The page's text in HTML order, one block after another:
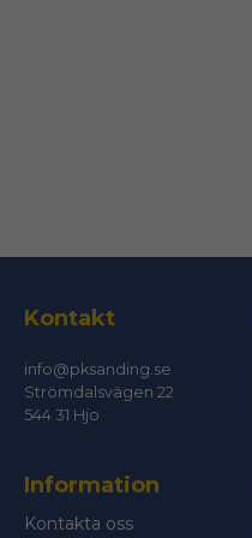
Ja, ni får
Kontakt
info@pksanding.se
Strömdalsvägen 22
544 31 Hjo
Information
Kontakta oss